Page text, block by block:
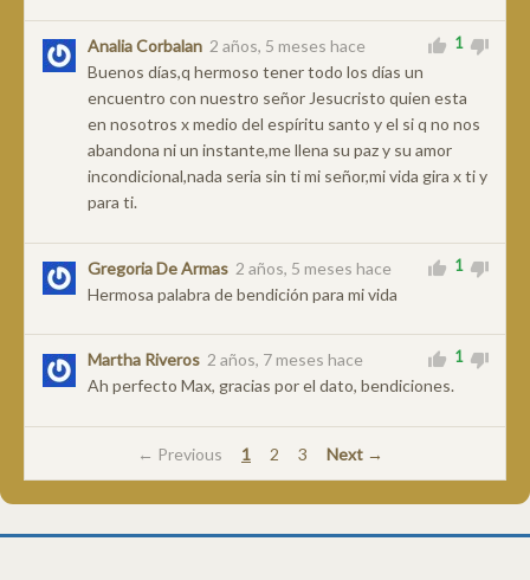
Analia Corbalan 2 años, 5 meses hace
Buenos días,q hermoso tener todo los días un
encuentro con nuestro señor Jesucristo quien esta
en nosotros x medio del espíritu santo y el si q no nos
abandona ni un instante,me llena su paz y su amor
incondicional,nada seria sin ti mi señor,mi vida gira x ti y
para ti.
1
Gregoria De Armas 2 años, 5 meses hace
Hermosa palabra de bendición para mi vida
1
Martha Riveros 2 años, 7 meses hace
Ah perfecto Max, gracias por el dato, bendiciones.
1
← Previous 1 2 3 Next →